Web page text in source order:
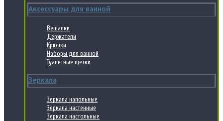
Аксессуары для ванной
Вешалки
Держатели
Крючки
Наборы для ванной
Туалетные щетки
Зеркала
Зеркала напольные
Зеркала настенные
Зеркала настольные